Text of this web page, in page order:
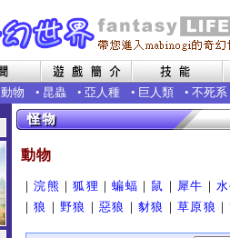
動物 • 昆蟲 • 亞人種 • 巨人類 • 不死系
動物
｜浣熊 ｜狐狸 ｜蝙蝠 ｜ 鼠 ｜ 犀牛 ｜
｜狼 ｜野狼 ｜惡狼 ｜豺狼 ｜草原狼 ｜